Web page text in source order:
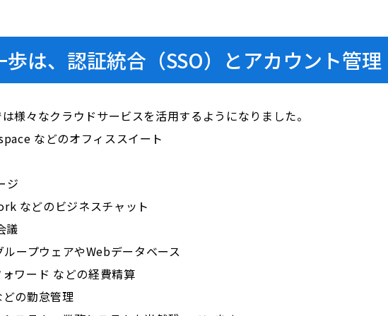
は、認証統合（SSO）とアカウント管理
様々なクラウドサービスを活用するようになりました。
などのオフィススイート
ジ
などのビジネスチャット
議
ープウェアやWebデータベース
ワード などの経費精算
の勤怠管理